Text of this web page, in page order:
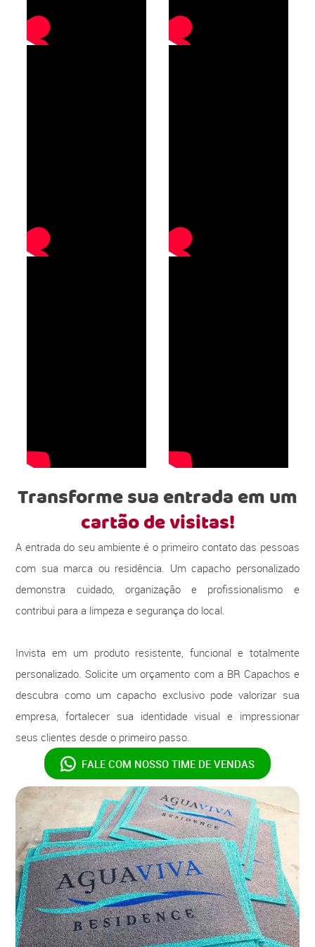
Transforme sua entrada em um
cartão de visitas!
A entrada do seu ambiente é o primeiro contato das pessoas
com sua marca ou residência. Um capacho personalizado
demonstra cuidado, organização e profissionalismo e
contribui para a limpeza e segurança do local.
Invista em um produto resistente, funcional e totalmente
personalizado. Solicite um orçamento com a BR Capachos e
descubra como um capacho exclusivo pode valorizar sua
empresa, fortalecer sua identidade visual e impressionar
seus clientes desde o primeiro passo.
FALE COM NOSSO TIME DE VENDAS